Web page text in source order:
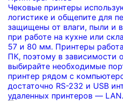
Чековые принтеры
логистике и общепите для
защищены от влаги, пыли и
при работе на кухне или
57 и 80 мм. Принтеры
ПК, поэтому в зависимости
выбирайте необходимые
принтер рядом с
достаточно RS-232 и USB
удаленных принтеров — LAN.